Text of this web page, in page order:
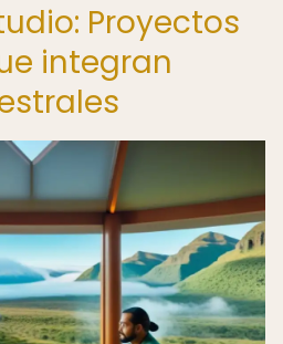
Proyectos
integran